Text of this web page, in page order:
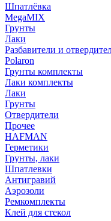
Шпатлёвка
MegaMIX
Грунты
Лаки
Разбавители и
Polaron
Грунты комплекты
Лаки комплекты
Лаки
Грунты
Отвердители
Прочее
HAFMAN
Герметики
Грунты, лаки
Шпатлевки
Антигравий
Аэрозоли
Ремкомплекты
Клей для стекол